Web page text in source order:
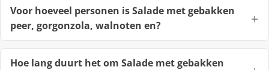
Voor hoeveel personen is Salade met gebakken
peer, gorgonzola, walnoten en?
Hoe lang duurt het om Salade met gebakken